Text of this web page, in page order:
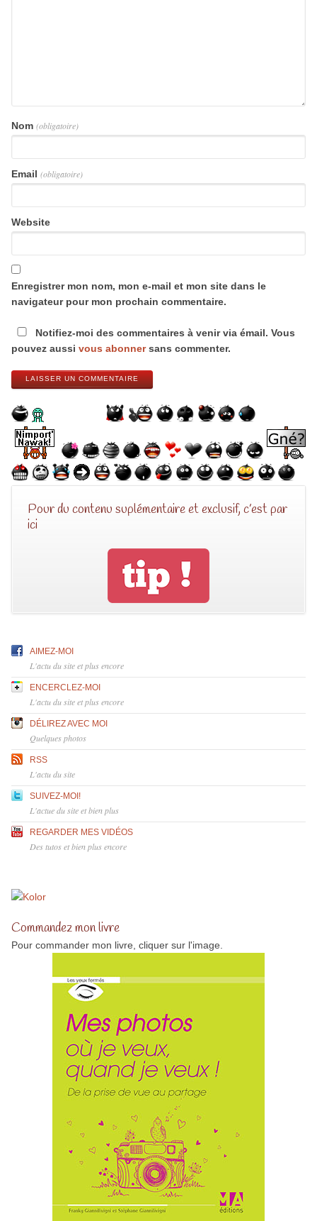
Nom (obligatoire)
Email (obligatoire)
Website
Enregistrer mon nom, mon e-mail et mon site dans le
navigateur pour mon prochain commentaire.
Notifiez-moi des commentaires à venir via émail. Vous
pouvez aussi vous abonnersans commenter.
LAISSER UN COMMENTAIRE
Pour du contenu suplémentaire et exclusif, c’est par
ici
AIMEZ-MOI
L'actu du site et plus encore
ENCERCLEZ-MOI
L'actu du site et plus encore
DÉLIREZ AVEC MOI
Quelques photos
RSS
L'actu du site
SUIVEZ-MOI!
L'actue du site et bien plus
REGARDER MES VIDÉOS
Des tutos et bien plus encore
Commandez mon livre
Pour commander mon livre, cliquer sur l'image.